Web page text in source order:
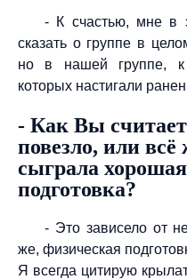
- К счастью, мне в
сказать о группе в
но в нашей группе,
которых настигали
- Как Вы
повезло, или
сыграла
подготовка?
- Это зависело от
же, физическая
Я всегда цитирую